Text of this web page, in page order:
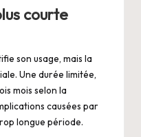
courte
son usage, mais la
Une durée limitée,
mois selon la
causées par
longue période.